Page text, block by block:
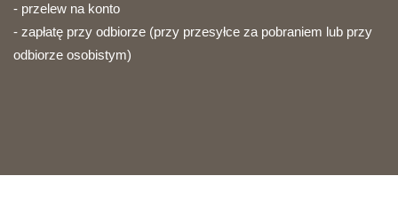
- przelew na konto
- zapłatę przy odbiorze (przy przesyłce za pobraniem lub przy
odbiorze osobistym)